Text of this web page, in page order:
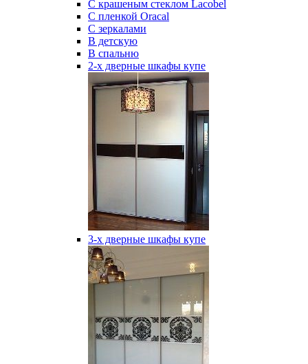
С крашеным стеклом Lacobel
С пленкой Oracal
С зеркалами
В детскую
В спальню
2-х дверные шкафы купе
3-х дверные шкафы купе